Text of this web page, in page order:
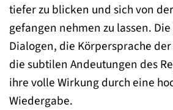
tiefer zu blicken und sich von
gefangen nehmen zu lassen.
Dialogen, die Körpersprache
die subtilen Andeutungen des
ihre volle Wirkung durch eine
Wiedergabe.